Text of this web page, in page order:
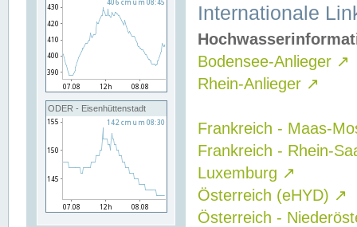
ODER - Eisenhüttenstadt
Internationale
Bodensee-Anlieger ↗
Rhein-Anlieger ↗
Frankreich - Maas-
Frankreich - Rhein-
Luxemburg ↗
Österreich (eHYD) ↗
Österreich -